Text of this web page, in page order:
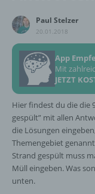
Paul Stelzer
20.01.2018
App
Mit
JETZT
Hier findest du die die
gespült” mit allen
die Lösungen
Themengebiet
Strand gespült muss
Müll eingeben. Was
unten.